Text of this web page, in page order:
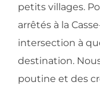
petits villages.
arrêtés à la
intersection à
destination.
poutine et des